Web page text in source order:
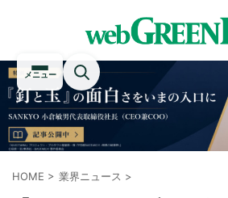
メニュー
HOME > 業界ニュース >